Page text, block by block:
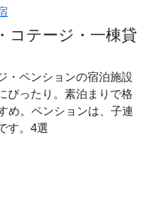
コテージ・一棟貸
・ペンションの宿泊施設
ぴったり。素泊まりで格
め。ペンションは、子連
す。4選